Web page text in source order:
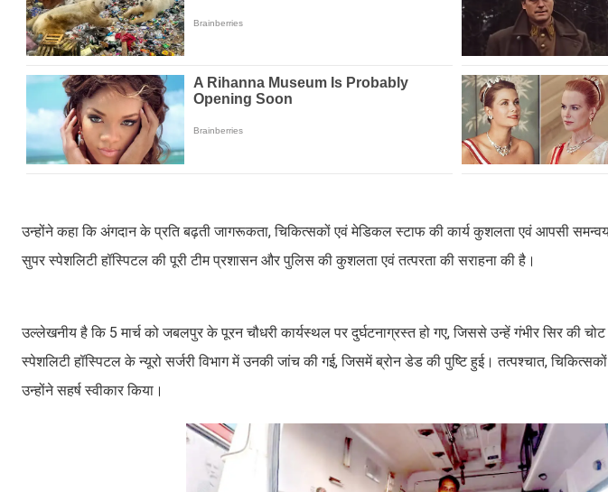
उन्होंने कहा कि अंगदान के प्रति बढ़ती जागरूकता, चिकित्सकों एवं मेडिकल स्टाफ की कार्य कुशलता एवं आपसी
सुपर स्पेशलिटी हॉस्पिटल की पूरी टीम प्रशासन और पुलिस की कुशलता एवं तत्परता की सराहना की है।
उल्लेखनीय है कि 5 मार्च को जबलपुर के पूरन चौधरी कार्यस्थल पर दुर्घटनाग्रस्त हो गए, जिससे उन्हें गंभीर सिर की
स्पेशलिटी हॉस्पिटल के न्यूरो सर्जरी विभाग में उनकी जांच की गई, जिसमें ब्रोन डेड की पुष्टि हुई। तत्पश्चात,
उन्होंने सहर्ष स्वीकार किया।